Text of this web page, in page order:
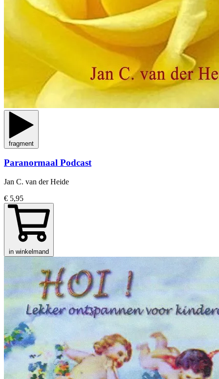
fragment
Paranormaal Podcast
Jan C. van der Heide
€ 5,95
in winkelmand